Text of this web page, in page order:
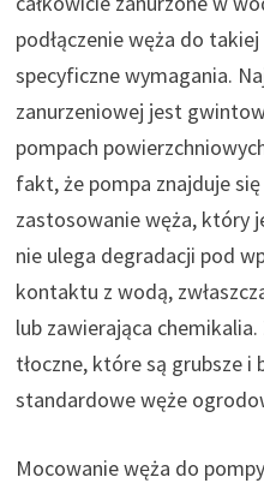
podłączenie węża do
specyficzne wymagania.
zanurzeniowej jest
pompach
fakt, że pompa znajduje
zastosowanie węża, który
nie ulega degradacji pod
kontaktu z wodą,
lub zawierająca
tłoczne, które są grubsze i
standardowe węże
Mocowanie węża do